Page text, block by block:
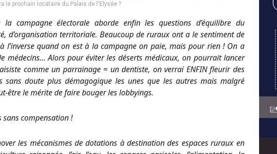
le prochain locataire du Palais de l'Elysée ?
la campagne électorale aborde enfin les questions d’équilibre du
d’organisation territoriale. Beaucoup de ruraux ont a le sentiment de
l’inverse quand on est à la campagne on paie, mais pour rien ! On a
médecins… Alors pour éviter les déserts médicaux, on pourrait lancer
comme un parrainage = un dentiste, on verrai ENFIN fleurir des
sans doute plus démagogique les unes que les autres mais malgré
être le mérite de faire bouger les lobbyings.
sans compensation !
les mécanismes de dotations à destination des espaces ruraux en